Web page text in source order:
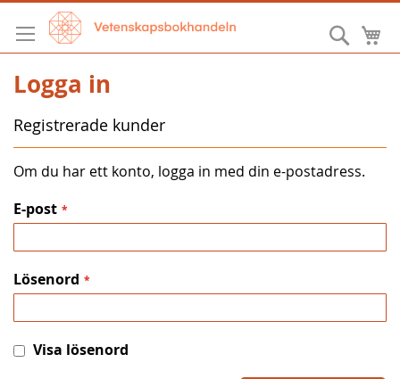
Hoppa
till
innehållet
Sök
Logga in
Registrerade kunder
Om du har ett konto, logga in med din e-postadress.
E-post
Lösenord
Visa lösenord